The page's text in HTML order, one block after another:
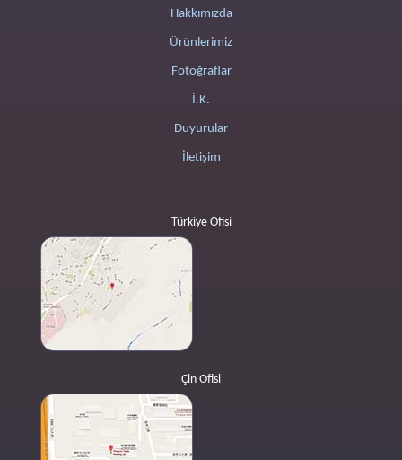
Hakkımızda
Ürünlerimiz
Fotoğraflar
İ.K.
Duyurular
İletişim
Türkiye Ofisi
Çin Ofisi